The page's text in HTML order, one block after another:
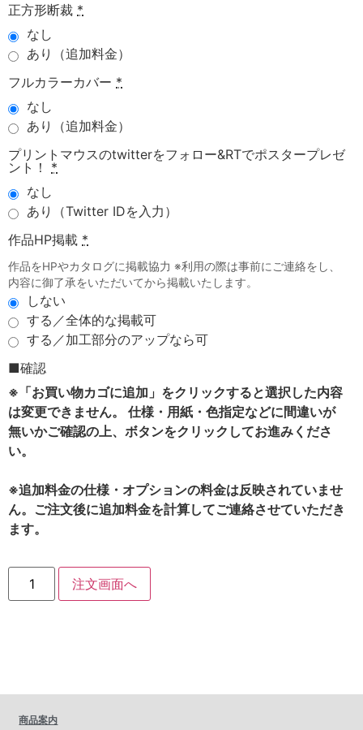
正方形断裁 *
なし
あり（追加料金）
フルカラーカバー *
なし
あり（追加料金）
プリントマウスのtwitterをフォロー&RTでポスタープレゼ
ント！
*
なし
あり（Twitter IDを入力）
作品HP掲載 *
作品をHPやカタログに掲載協力 ※利用の際は事前にご連絡をし、
内容に御了承をいただいてから掲載いたします。
しない
する／全体的な掲載可
する／加工部分のアップなら可
■確認
※「お買い物カゴに追加」をクリックすると選択した内容
は変更できません。 仕様・用紙・色指定などに間違いが
無いかご確認の上、ボタンをクリックしてお進みくださ
い。
※追加料金の仕様・オプションの料金は反映されていませ
ん。ご注文後に追加料金を計算してご連絡させていただき
ます。
注文画面へ
商品案内